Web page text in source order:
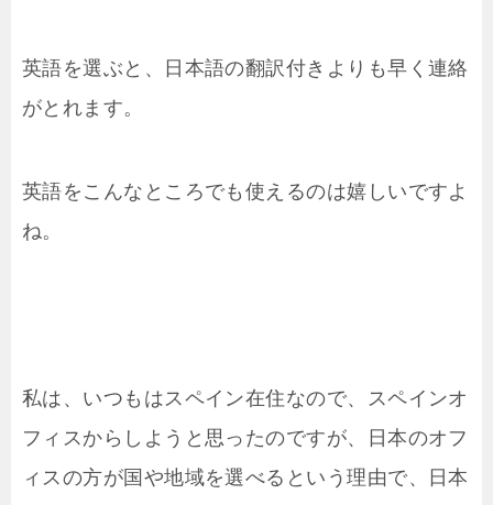
英語を選ぶと、日本語の翻訳付きよりも早く連絡
がとれます。
英語をこんなところでも使えるのは嬉しいですよ
ね。
私は、いつもはスペイン在住なので、スペインオ
フィスからしようと思ったのですが、日本のオフ
ィスの方が国や地域を選べるという理由で、日本